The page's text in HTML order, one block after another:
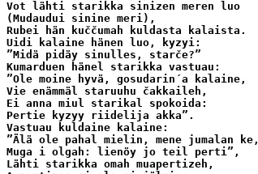
Vot lähti starikka sinizen meren luo
(Mudaudui sinine meri),
Rubei hän kuččumah kuldasta kalaista.
Uidi kalaine hänen luo, kyzyi:
”Midä pidäy sinulles, starče?”
Kumarduen hänel starikka vastuau:
”Ole moine hyvä, gosudarin´a kalaine,
Vie enämmäl staruuhu čakkaileh,
Ei anna miul starikal spokoida:
Pertie kyzyy riidelija akka”.
Vastuau kuldaine kalaine:
”Älä ole pahal mielin, mene jumalan ke,
Muga i olgah: lienöy jo teil perti”,
Lähti starikka omah muapertizeh,